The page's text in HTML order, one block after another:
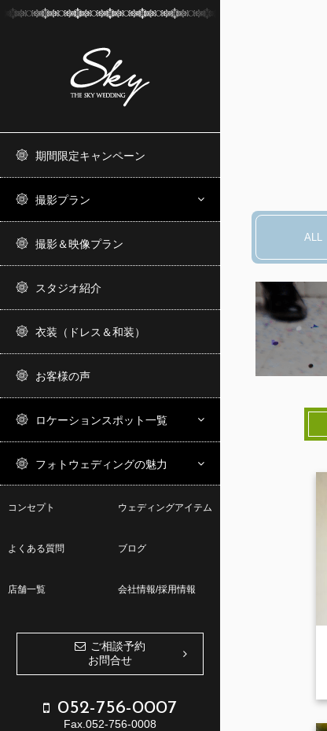
期間限定キャンペーン
撮影プラン
撮影＆映像プラン
スタジオ紹介
衣装（ドレス＆和装）
お客様の声
ロケーションスポット一覧
フォトウェディングの魅力
コンセプト ウェディングアイテム
よくある質問 ブログ
店舗一覧 会社情報/採用情報
ご相談予約
お問合せ
052-756-0007
Fax.052-756-0008
ALL